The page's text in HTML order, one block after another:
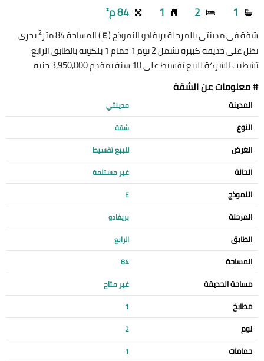
1
2
1 84 م²
شقة في مدينتي بالمرحلة بريفادو النموذج (E) المساحة 84 متر 2بحري
تطل على حديقة كبيرة تشمل 2 نوم 1 حمام 1 بلكونة بالطابق الرابع
تشطيب الشركة للبيع تقسيط على 10 سنة بمقدم 3,950,000 جنيه
# معلومات عن الشقة
المدينة مدينتي
النوع شقة
الغرض للبيع تقسيط
الحالة غير مستلمة
النموذج E
المرحلة بريفادو
الطابق الرابع
المساحة 84
مساحة الحديقة غير متاح
مطابخ 1
نوم 2
حمامات 1